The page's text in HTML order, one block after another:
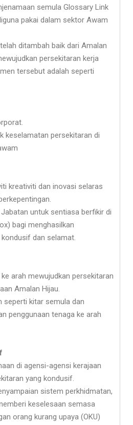
semula Glossary Link
pakai dalam sektor Awam
ditambah baik dari Amalan
persekitaran kerja
tersebut adalah seperti
keselamatan persekitaran di
kreativiti dan inovasi selaras
untuk sentiasa berfikir di
bagi menghasilkan
dan selamat.
arah mewujudkan persekitaran
Amalan Hijau.
seperti kitar semula dan
penggunaan tenaga ke arah
di agensi-agensi kerajaan
yang kondusif.
sistem perkhidmatan,
keselesaan semasa
orang kurang upaya (OKU)